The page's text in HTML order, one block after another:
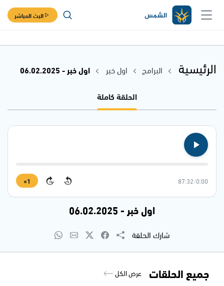
البث المباشر
الرئيسية البرامج اول خبر
اول خبر - 06.02.2025
الحلقة كاملة
0:00
/
87:32
15
15
1×
اول خبر - 06.02.2025
شارك الحلقة
جميع الحلقات عرض الكل